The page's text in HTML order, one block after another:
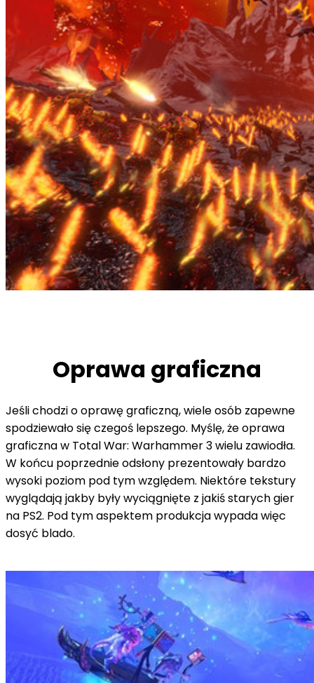
Oprawa graficzna
Jeśli chodzi o oprawę graficzną, wiele osób zapewne
spodziewało się czegoś lepszego. Myślę, że oprawa
graficzna w Total War: Warhammer 3 wielu zawiodła.
W końcu poprzednie odsłony prezentowały bardzo
wysoki poziom pod tym względem. Niektóre tekstury
wyglądają jakby były wyciągnięte z jakiś starych gier
na PS2. Pod tym aspektem produkcja wypada więc
dosyć blado.